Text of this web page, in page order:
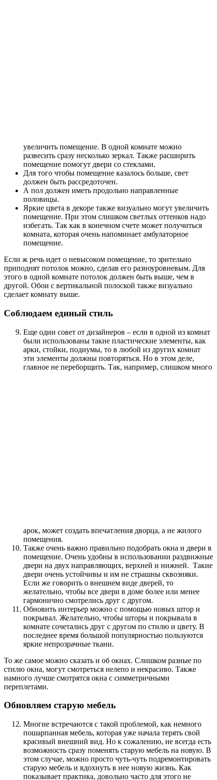
увеличить помещение. В одной комнате можно
развесить сразу несколько зеркал. Также расширить
помещение помогут двери со стеклами.
Для того чтобы помещение казалось больше, свет
должен быть рассредоточен.
А пол должен иметь продольно направленные
половицы.
Яркие цвета в декоре также визуально могут увеличить
помещение. При этом слишком светлых оттенков надо
избегать. Так как в конечном счете может получиться
комната, которая очень напоминает амбулаторное
помещение.
Если ж речь идет о невысоком помещение, то зрительно
приподнят потолок можно, сделав его разноуровневым. Для
этого в одной комнате потолок должен быть выше, чем в
другой. Обои с вертикальной полоской также визуально
сделает комнату выше.
Соблюдаем единый стиль
Еще один совет от дизайнеров – если в одной из комнат
были использованы такие пластические элементы, как
арки, стойки, подиумы, то в любой из других комнат
эти элементы должны повторяться. Но в этом деле,
главное не переборщить. Так, например, слишком много
арок, может создать впечатления дворца, а не жилого
помещения.
Также очень важно правильно подобрать окна и двери в
помещение. Очень удобны в использовании раздвижные
двери на двух направляющих, верхней и нижней. Такие
двери очень устойчивы и им не страшны сквозняки.
Если же говорить о внешнем виде дверей, то
желательно, чтобы все двери в доме более или менее
гармонично смотрелись друг с другом.
Обновить интерьер можно с помощью новых штор и
покрывал. Желательно, чтобы шторы и покрывала в
комнате сочетались друг с другом по стилю и цвету. В
последнее время большой популярностью пользуются
яркие непрозрачные ткани.
То же самое можно сказать и об окнах. Слишком разные по
стилю окна, могут смотреться нелепо и некрасиво. Также
намного лучше смотрятся окна с симметричными
переплетами.
Обновляем старую мебель
Многие встречаются с такой проблемой, как немного
пошарпанная мебель, которая уже начала терять свой
красивый внешний вид. Но к сожалению, не всегда есть
возможность сразу поменять старую мебель на новую. В
этом случае, можно просто чуть-чуть подремонтировать
старую мебель и вдохнуть в нее новую жизнь. Как
показывает практика, довольно часто для этого не